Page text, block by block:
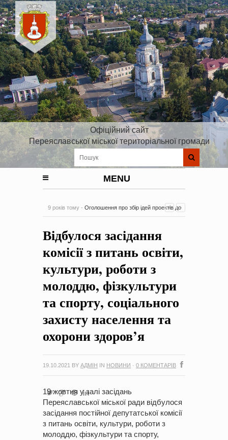
Офіційний сайт
Переяславської міської територіальної громади
MENU
9 років тому - Оголошення про збір ідей проектів до
на період 2018 – 2020 роки Оголошення про збір ідей
проектів-
Відбулося засідання
комісії з питань освіти,
культури, роботи з
молоддю, фізкультури
та спорту, соціального
захисту населення та
охорони здоров’я
19.10.2021 BY АДМІН IN НОВИНИ · 0 КОМЕНТАРІВ
19 жовтня у залі засідань
Переяславської міської ради відбулося
засідання постійної депутатської комісії
з питань освіти, культури, роботи з
молоддю, фізкультури та спорту,